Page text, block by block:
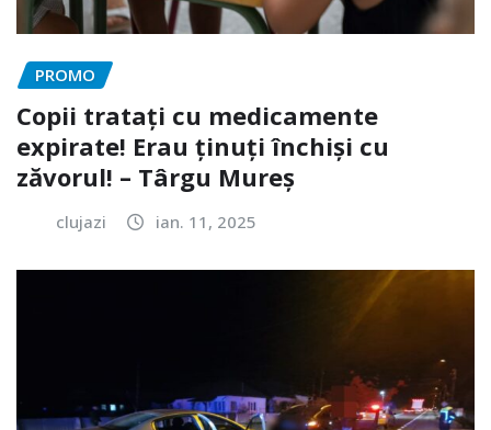
PROMO
Copii tratați cu medicamente
expirate! Erau ținuți închiși cu
zăvorul! – Târgu Mureș
clujazi ian. 11, 2025